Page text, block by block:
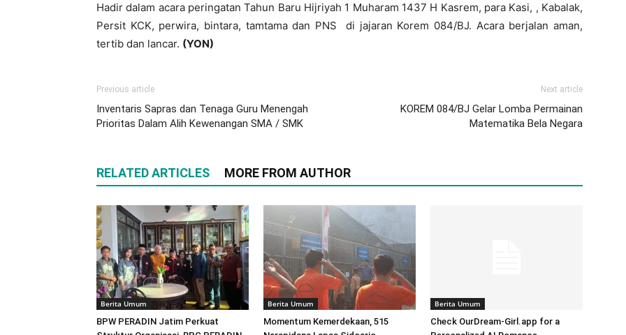
Hadir dalam acara peringatan Tahun Baru Hijriyah 1 Muharam 1437 H Kasrem, para Kasi, , Kabalak,
Persit KCK, perwira, bintara, tamtama dan PNS di jajaran Korem 084/BJ. Acara berjalan aman,
tertib dan lancar. (YON)
Previous article
Inventaris Sapras dan Tenaga Guru Menengah
Prioritas Dalam Alih Kewenangan SMA / SMK
Next article
KOREM 084/BJ Gelar Lomba Permainan
Matematika Bela Negara
RELATED ARTICLES MORE FROM AUTHOR
Berita Umum
BPW PERADIN Jatim Perkuat
Berita Umum
Momentum Kemerdekaan, 515
Berita Umum
Check OurDream-Girl.app for a